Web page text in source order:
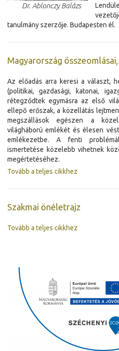
Dr. Ablonczy Balázs
tanulmány szerzője. Budapesten él.
Magyarország
Az előadás arra keresi a választ,
(politikai, gazdasági, katonai,
rétegződtek egymásra az első
ellepő erőszak, a közellátás
megszállások egészen a
világháború emlékét és élesen
emlékezetbe. A fenti
ismertetése közelebb vihetnek
megértetéséhez.
Tovább a teljes cikkhez
Szakmai önéletrajz
Tovább a teljes cikkhez